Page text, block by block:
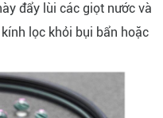
đẩy lùi các giọt nước và
lọc khỏi bụi bẩn hoặc